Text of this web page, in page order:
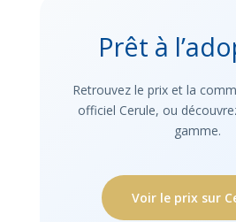
Prêt à
Retrouvez le prix et la
officiel Cerule, ou
gamme.
Voir le prix sur